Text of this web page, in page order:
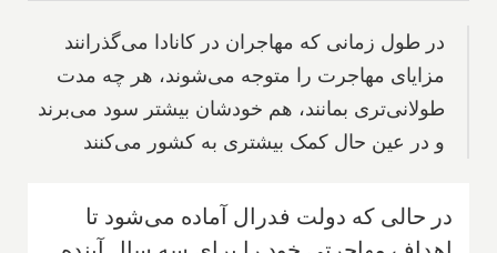
در طول زمانی که مهاجران در کانادا می‌گذرانند
مزایای مهاجرت را متوجه می‌شوند، هر چه مدت
طولانی‌تری بمانند، هم خودشان بیشتر سود می‌برند
و در عین حال کمک بیشتری به کشور می‌کنند
در حالی که دولت فدرال آماده می‌شود تا